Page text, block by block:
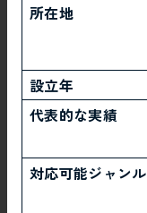
所在地
設立年
代表的な実績
対応可能ジャンル